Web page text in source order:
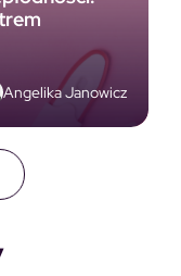
Angelika Janowicz